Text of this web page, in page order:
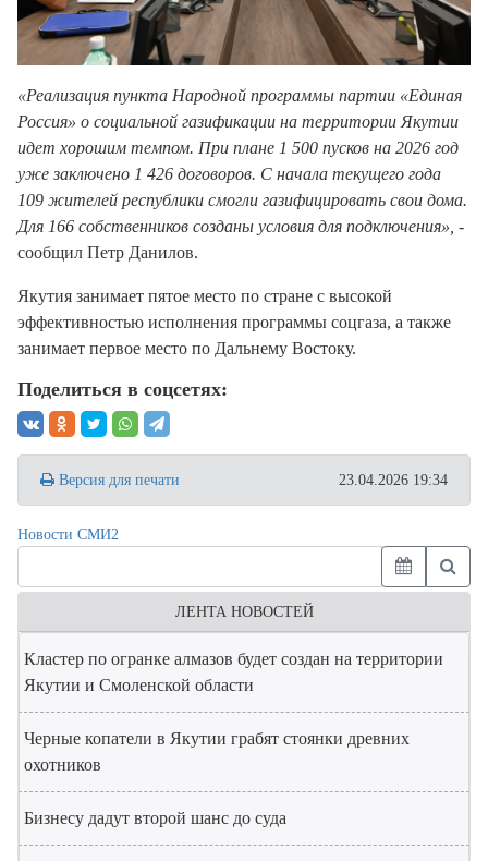
«Реализация пункта Народной программы партии «Единая
Россия» о социальной газификации на территории Якутии
идет хорошим темпом. При плане 1 500 пусков на 2026 год
уже заключено 1 426 договоров. С начала текущего года
109 жителей республики смогли газифицировать свои дома.
Для 166 собственников созданы условия для подключения», -
сообщил Петр Данилов.
Якутия занимает пятое место по стране с высокой
эффективностью исполнения программы соцгаза, а также
занимает первое место по Дальнему Востоку.
Поделиться в соцсетях:
Версия для печати 23.04.2026 19:34
Новости СМИ2
ЛЕНТА НОВОСТЕЙ
Кластер по огранке алмазов будет создан на территории
Якутии и Смоленской области
Черные копатели в Якутии грабят стоянки древних
охотников
Бизнесу дадут второй шанс до суда